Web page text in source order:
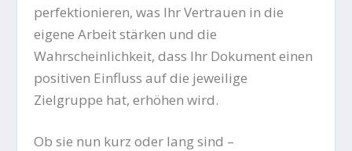
perfektionieren, was Ihr Vertrauen in die
eigene Arbeit stärken und die
Wahrscheinlichkeit, dass Ihr Dokument einen
positiven Einfluss auf die jeweilige
Zielgruppe hat, erhöhen wird.
Ob sie nun kurz oder lang sind –